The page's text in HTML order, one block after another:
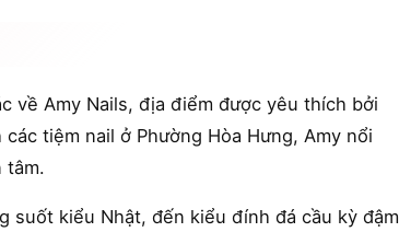
về Amy Nails, địa điểm được yêu thích bởi
tiệm nail ở Phường Hòa Hưng, Amy nổi
tâm.
suốt kiểu Nhật, đến kiểu đính đá cầu kỳ đậm